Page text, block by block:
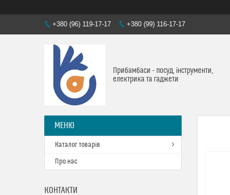
+380 (96) 119-17-17 +380 (99) 116-17-17
Прибамбаси - посуд, інструменти,
електрика та гаджети
Каталог товарів
Про нас
КОНТАКТИ